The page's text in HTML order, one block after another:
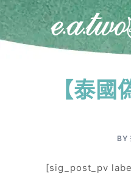
【泰
BY
[sig_post_pv